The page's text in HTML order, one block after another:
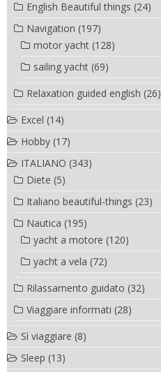
English Beautiful things (24)
Navigation (197)
motor yacht (128)
sailing yacht (69)
Relaxation guided english (26)
Excel (14)
Hobby (17)
ITALIANO (343)
Diete (5)
Italiano beautiful-things (23)
Nautica (195)
yacht a motore (120)
yacht a vela (72)
Rilassamento guidato (32)
Viaggiare informati (28)
Sì viaggiare (8)
Sleep (13)